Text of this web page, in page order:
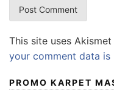
This site uses
your comment data is
PROMO KARPET